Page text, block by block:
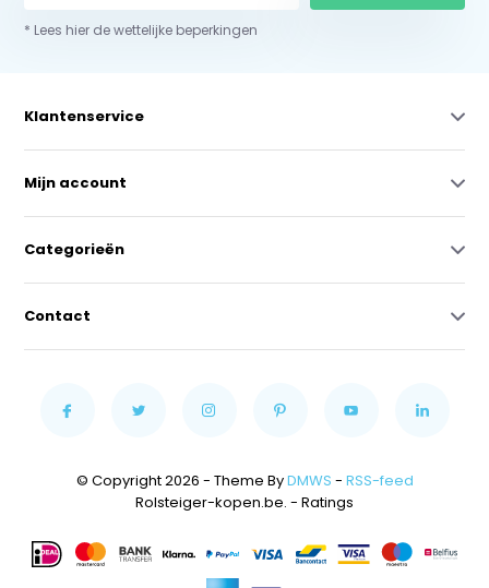
* Lees hier de wettelijke beperkingen
Klantenservice
Mijn account
Categorieën
Contact
© Copyright 2026 - Theme ByDMWS - RSS-feed
Rolsteiger-kopen.be. - Ratings